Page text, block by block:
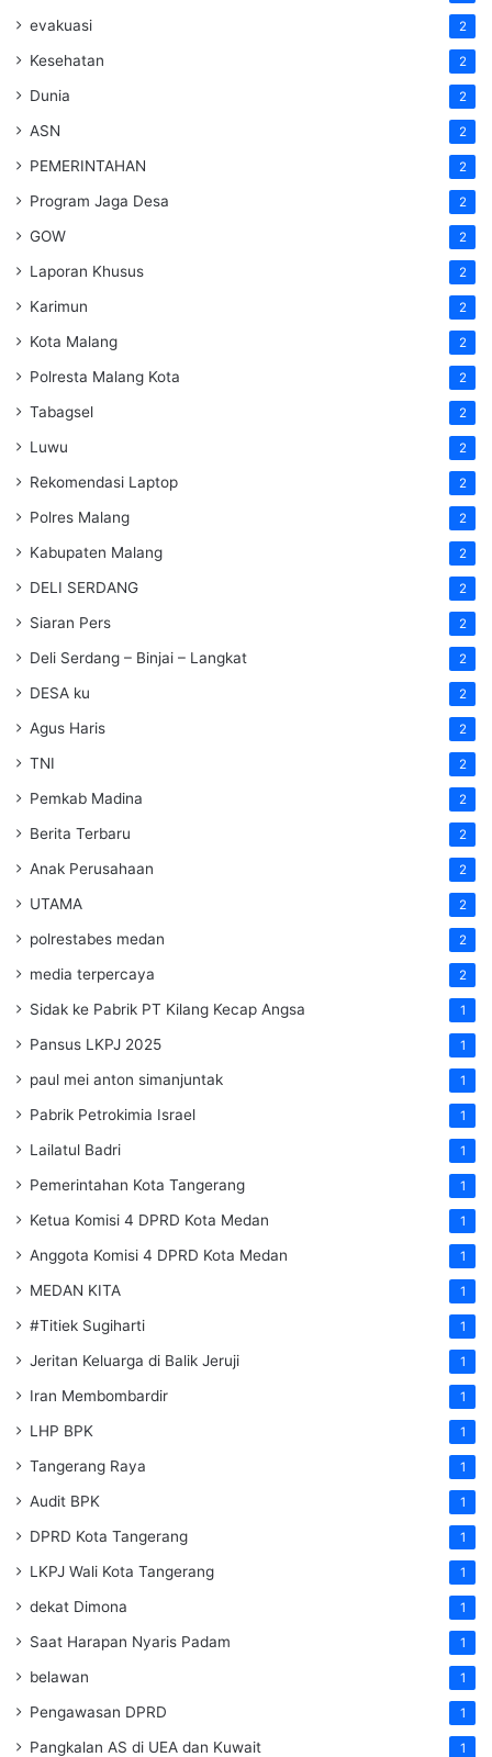
evakuasi 2
Kesehatan 2
Dunia 2
ASN 2
PEMERINTAHAN 2
Program Jaga Desa 2
GOW 2
Laporan Khusus 2
Karimun 2
Kota Malang 2
Polresta Malang Kota 2
Tabagsel 2
Luwu 2
Rekomendasi Laptop 2
Polres Malang 2
Kabupaten Malang 2
DELI SERDANG 2
Siaran Pers 2
Deli Serdang – Binjai – Langkat 2
DESA ku 2
Agus Haris 2
TNI 2
Pemkab Madina 2
Berita Terbaru 2
Anak Perusahaan 2
UTAMA 2
polrestabes medan 2
media terpercaya 2
Sidak ke Pabrik PT Kilang Kecap Angsa 1
Pansus LKPJ 2025 1
paul mei anton simanjuntak 1
Pabrik Petrokimia Israel 1
Lailatul Badri 1
Pemerintahan Kota Tangerang 1
Ketua Komisi 4 DPRD Kota Medan 1
Anggota Komisi 4 DPRD Kota Medan 1
MEDAN KITA 1
#Titiek Sugiharti 1
Jeritan Keluarga di Balik Jeruji 1
Iran Membombardir 1
LHP BPK 1
Tangerang Raya 1
Audit BPK 1
DPRD Kota Tangerang 1
LKPJ Wali Kota Tangerang 1
dekat Dimona 1
Saat Harapan Nyaris Padam 1
belawan 1
Pengawasan DPRD 1
Pangkalan AS di UEA dan Kuwait 1